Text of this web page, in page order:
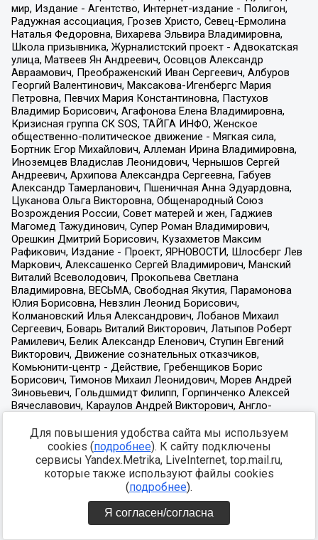
Для повышения удобства сайта мы используем
cookies (подробнее). К сайту подключены
сервисы Yandex.Metrika, LiveInternet, top.mail.ru,
которые также используют файлы cookies
(подробнее).
Я согласен/согласна